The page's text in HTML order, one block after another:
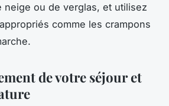
neige ou de verglas, et utilisez
comme les crampons
de votre séjour et